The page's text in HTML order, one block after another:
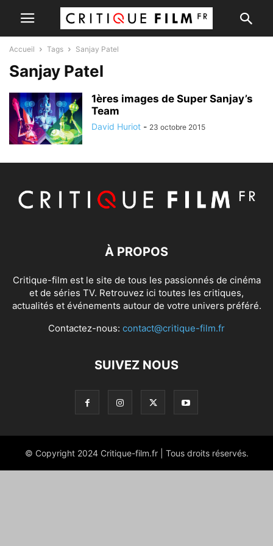
Accueil Tags Sanjay Patel
Sanjay Patel
1ères images de Super Sanjay’s
Team
David Huriot - 23 octobre 2015
À PROPOS
Critique-film est le site de tous les passionnés de cinéma
et de séries TV. Retrouvez ici toutes les critiques,
actualités et événements autour de votre univers préféré.
Contactez-nous: contact@critique-film.fr
SUIVEZ NOUS
© Copyright 2024 Critique-film.fr | Tous droits réservés.